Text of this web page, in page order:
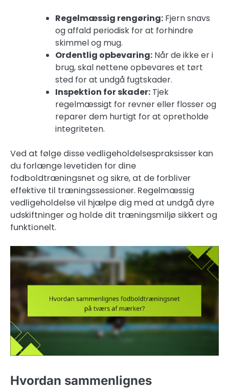
Regelmæssig rengøring: Fjern snavs
og affald periodisk for at forhindre
skimmel og mug.
Ordentlig opbevaring: Når de ikke er i
brug, skal nettene opbevares et tørt
sted for at undgå fugtskader.
Inspektion for skader: Tjek
regelmæssigt for revner eller flosser og
reparer dem hurtigt for at opretholde
integriteten.
Ved at følge disse vedligeholdelsespraksisser kan
du forlænge levetiden for dine
fodboldtræningsnet og sikre, at de forbliver
effektive til træningssessioner. Regelmæssig
vedligeholdelse vil hjælpe dig med at undgå dyre
udskiftninger og holde dit træningsmiljø sikkert og
funktionelt.
Hvordan sammenlignes